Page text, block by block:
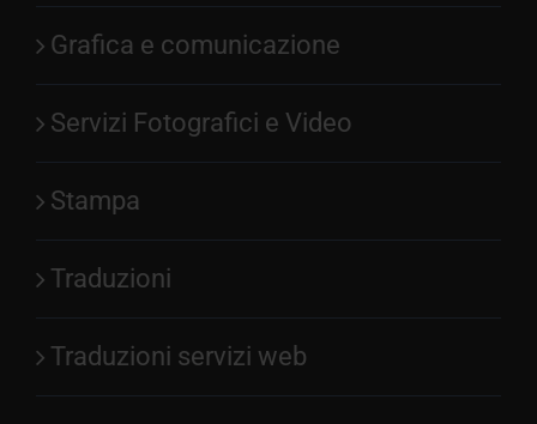
Grafica e comunicazione
Servizi Fotografici e Video
Stampa
Traduzioni
Traduzioni servizi web